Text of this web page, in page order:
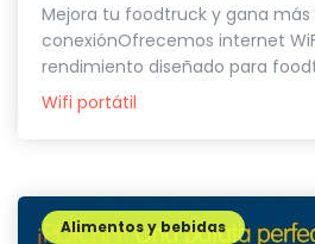
Mejora tu foodtruck y gana
conexiónOfrecemos internet
rendimiento diseñado para
Wifi portátil
Alimentos y bebidas